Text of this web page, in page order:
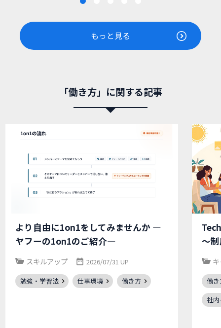
もっと見る
「働き方」に関する記事
より自由に1on1をしてみませんか ―
ヤフーの1on1のご紹介―
スキルアップ 2026/07/31 UP
勉強・学習法 仕事環境 働き方
～
働
社